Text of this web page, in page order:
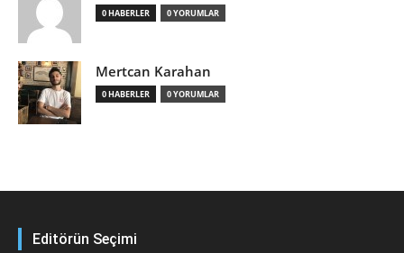
0 HABERLER 0 YORUMLAR
Mertcan Karahan
0 HABERLER 0 YORUMLAR
Editörün Seçimi